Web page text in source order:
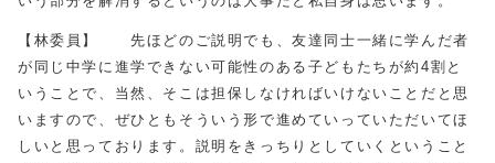
【林委員】 先ほどのご説明でも、友達同士一緒に学んだ者
が同じ中学に進学できない可能性のある子どもたちが約4割と
いうことで、当然、そこは担保しなければいけないことだと思
いますので、ぜひともそういう形で進めていっていただいてほ
しいと思っております。説明をきっちりとしていくということ